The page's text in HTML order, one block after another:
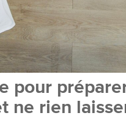
pour
ne rien